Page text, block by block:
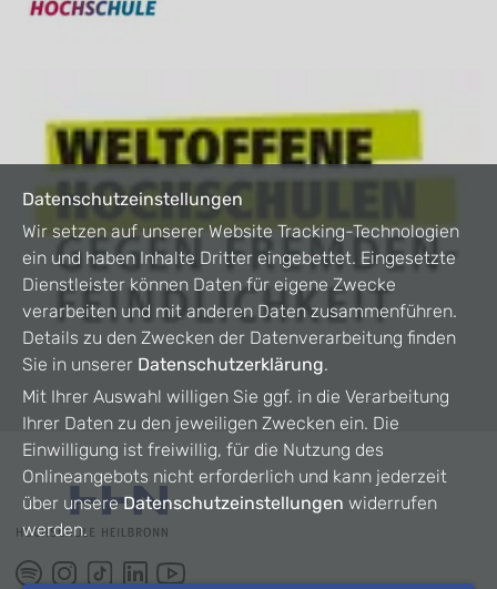
Datenschutzeinstellungen
Wir setzen auf unserer Website Tracking-Technologien
ein und haben Inhalte Dritter eingebettet. Eingesetzte
Dienstleister können Daten für eigene Zwecke
verarbeiten und mit anderen Daten zusammenführen.
Details zu den Zwecken der Datenverarbeitung finden
Sie in unserer Datenschutzerklärung.
Mit Ihrer Auswahl willigen Sie ggf. in die Verarbeitung
Ihrer Daten zu den jeweiligen Zwecken ein. Die
Einwilligung ist freiwillig, für die Nutzung des
Onlineangebots nicht erforderlich und kann jederzeit
über unsereDatenschutzeinstellungen widerrufen
werden.